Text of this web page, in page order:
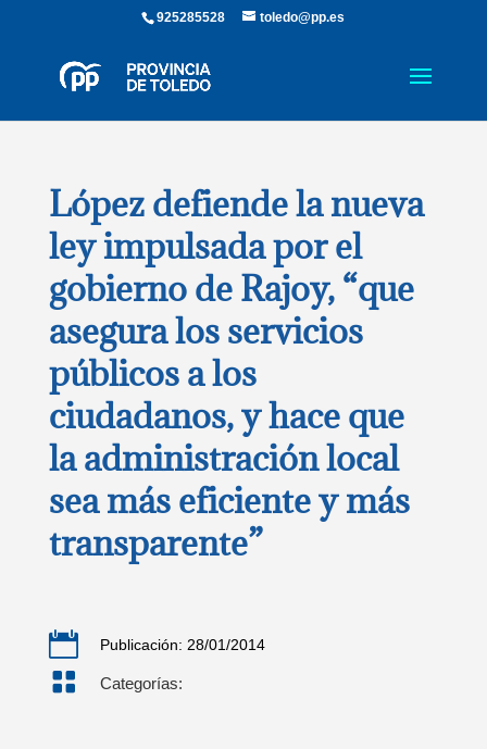
925285528 toledo@pp.es
López defiende la nueva
ley impulsada por el
gobierno de Rajoy, “que
asegura los servicios
públicos a los
ciudadanos, y hace que
la administración local
sea más eficiente y más
transparente”
 Publicación: 28/01/2014
 Categorías: